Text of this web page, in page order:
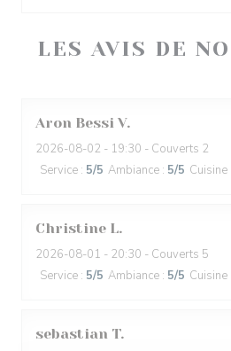
LES AVIS DE
Aron Bessi V
2026-08-02 - 19:30 - Couverts 2
Service : 5/5 Ambiance : 5/5 Cuisine
Christine L
2026-08-01 - 20:30 - Couverts 5
Service : 5/5 Ambiance : 5/5 Cuisine
sebastian T